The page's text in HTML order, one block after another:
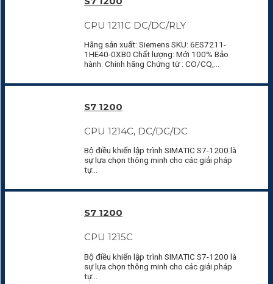
CPU 1211C DC/DC/RLY
Hãng sản xuất: Siemens SKU: 6ES7211-
1HE40-0XB0 Chất lượng: Mới 100% Bảo
hành: Chính hãng Chứng từ : CO/CQ,…
S7 1200
CPU 1214C, DC/DC/DC
Bộ điều khiển lập trình SIMATIC S7-1200 là
sự lựa chọn thông minh cho các giải pháp
tự…
S7 1200
CPU 1215C
Bộ điều khiển lập trình SIMATIC S7-1200 là
sự lựa chọn thông minh cho các giải pháp
tự…